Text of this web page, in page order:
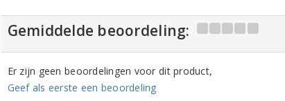
Gemiddelde beoordeling:
Er zijn geen beoordelingen voor dit product,
Geef als eerste een beoordeling